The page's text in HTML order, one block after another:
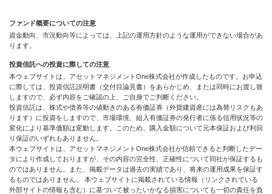
ファンド概要についての注意
資金動向、市況動向等によっては、上記の運用方針のような運用ができない場合があ
ります。
投資信託への投資に際しての注意
本ウェブサイトは、アセットマネジメントOne株式会社が作成したものです。お申込
に際しては、投資信託説明書（交付目論見書）をあらかじめ、または同時にお渡し致
しますので、必ず内容をご確認の上、ご自身でご判断ください。
投資信託は、株式や債券等の値動きのある有価証券（外貨建資産には為替リスクもあ
ります）に投資をしますので、市場環境、組入有価証券の発行者に係る信用状況等の
変化により基準価額は変動します。このため、購入金額について元本保証および利回
り保証のいずれもありません。
本ウェブサイトは、アセットマネジメントOne株式会社が信頼できると判断したデー
タにより作成しておりますが、その内容の完全性、正確性について同社が保証するも
のではありません。また、掲載データは過去の実績であり、将来の運用成果を保証す
るものではありません。 本ウェブサイトに掲載されている情報（リンクされている
外部サイトの情報も含む）に基づいて被ったいかなる損害についても一切の責任を負